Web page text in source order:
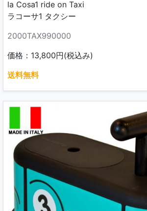
la Cosa1 ride on Taxi
ラコーサ1 タクシー
2000TAX990000
価格：13,800円(税込み)
送料無料